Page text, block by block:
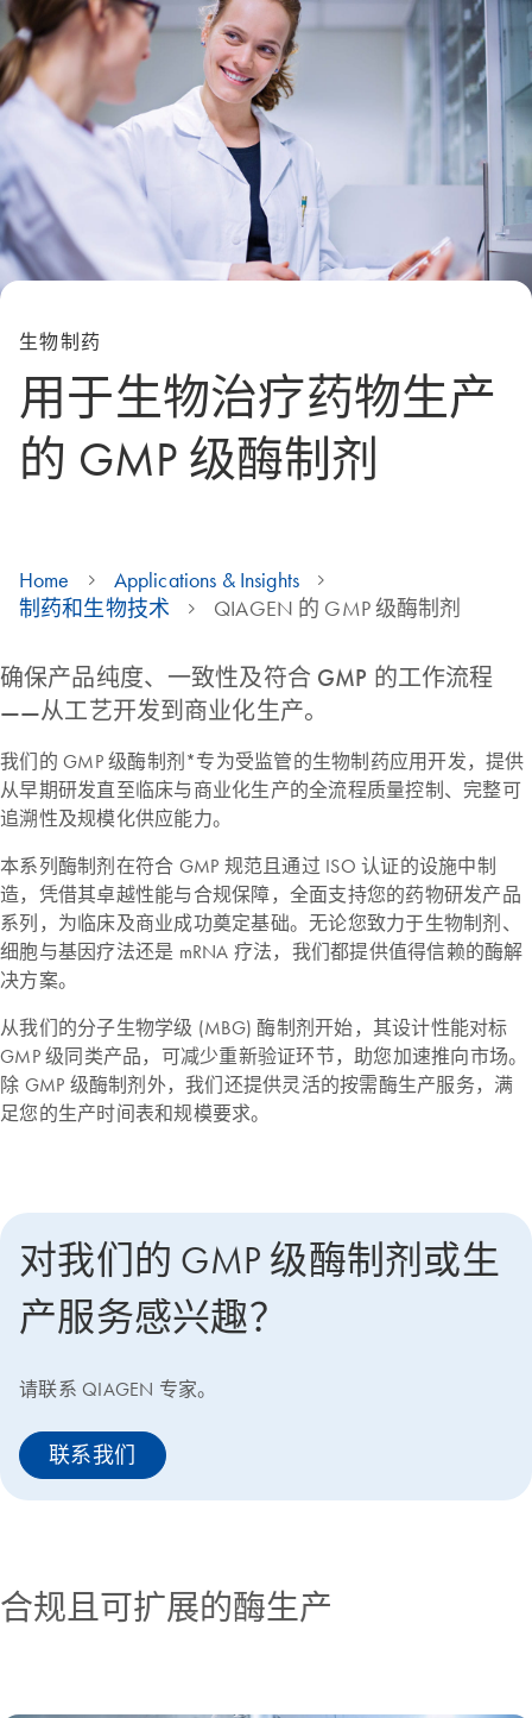
生物制药
用于生物治疗药物生产
的 GMP 级酶制剂
Home
Applications & Insights
制药和生物技术
QIAGEN 的 GMP 级酶制剂
确保产品纯度、一致性及符合 GMP 的工作流程
——从工艺开发到商业化生产。
我们的 GMP 级酶制剂*专为受监管的生物制药应用开发，提供
从早期研发直至临床与商业化生产的全流程质量控制、完整可
追溯性及规模化供应能力。
本系列酶制剂在符合 GMP 规范且通过 ISO 认证的设施中制
造，凭借其卓越性能与合规保障，全面支持您的药物研发产品
系列，为临床及商业成功奠定基础。无论您致力于生物制剂、
细胞与基因疗法还是 mRNA 疗法，我们都提供值得信赖的酶解
决方案。
从我们的分子生物学级 (MBG) 酶制剂开始，其设计性能对标
GMP 级同类产品，可减少重新验证环节，助您加速推向市场。
除 GMP 级酶制剂外，我们还提供灵活的按需酶生产服务，满
足您的生产时间表和规模要求。
对我们的 GMP 级酶制剂或生
产服务感兴趣？
请联系 QIAGEN 专家。
联系我们
合规且可扩展的酶生产